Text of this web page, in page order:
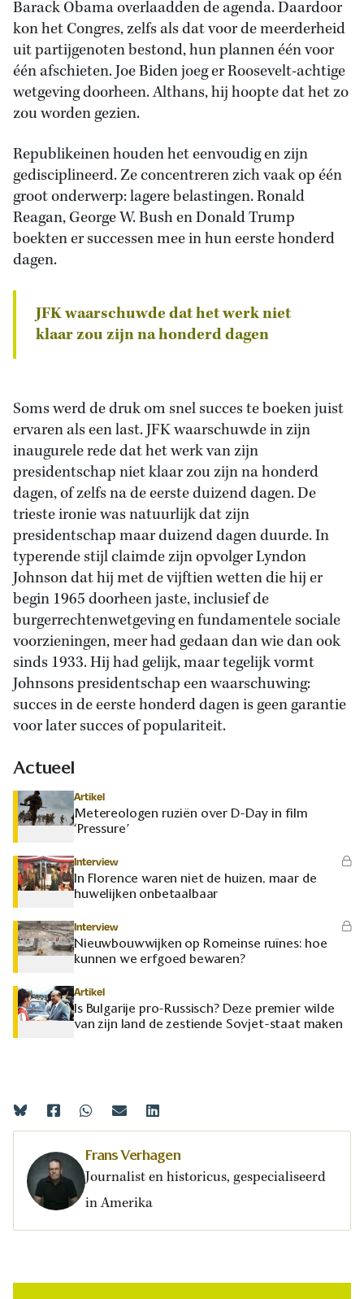
Barack Obama overlaadden de agenda. Daardoor
kon het Congres, zelfs als dat voor de meerderheid
uit partijgenoten bestond, hun plannen één voor
één afschieten. Joe Biden joeg er Roosevelt-achtige
wetgeving doorheen. Althans, hij hoopte dat het zo
zou worden gezien.
Republikeinen houden het eenvoudig en zijn
gedisciplineerd. Ze concentreren zich vaak op één
groot onderwerp: lagere belastingen. Ronald
Reagan, George W. Bush en Donald Trump
boekten er successen mee in hun eerste honderd
dagen.
JFK waarschuwde dat het werk niet
klaar zou zijn na honderd dagen
Soms werd de druk om snel succes te boeken juist
ervaren als een last. JFK waarschuwde in zijn
inaugurele rede dat het werk van zijn
presidentschap niet klaar zou zijn na honderd
dagen, of zelfs na de eerste duizend dagen. De
trieste ironie was natuurlijk dat zijn
presidentschap maar duizend dagen duurde. In
typerende stijl claimde zijn opvolger Lyndon
Johnson dat hij met de vijftien wetten die hij er
begin 1965 doorheen jaste, inclusief de
burgerrechtenwetgeving en fundamentele sociale
voorzieningen, meer had gedaan dan wie dan ook
sinds 1933. Hij had gelijk, maar tegelijk vormt
Johnsons presidentschap een waarschuwing:
succes in de eerste honderd dagen is geen garantie
voor later succes of populariteit.
Actueel
Artikel
Metereologen ruziën over D-Day in film
‘Pressure’
Interview
In Florence waren niet de huizen, maar de
huwelijken onbetaalbaar
Interview
Nieuwbouwwijken op Romeinse ruïnes: hoe
kunnen we erfgoed bewaren?
Artikel
Is Bulgarije pro-Russisch? Deze premier wilde
van zijn land de zestiende Sovjet-staat maken
Frans Verhagen
Journalist en historicus, gespecialiseerd
in Amerika